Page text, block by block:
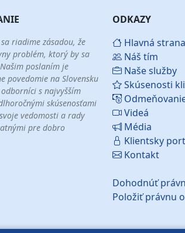
riadime zásadou, že
problém, ktorý by sa
poslaním je
povedomie na Slovensku
s najvyšším
skúsenosťami
vedomosti a rady
pre dobro
ODKAZY
Hlavná strana
Náš tím
Naše služby
Skúsenosti
Videá
Média
Klientsky
Kontakt
Dohodnúť
Položiť právnu